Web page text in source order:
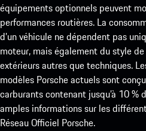
équipements optionnels peuvent
performances routières. La
d’un véhicule ne dépendent pas
moteur, mais également du style
extérieurs autres que techniques.
modèles Porsche actuels sont
carburants contenant jusqu’à 10 %
amples informations sur les
Réseau Officiel Porsche.